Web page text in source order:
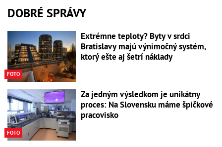
DOBRÉ SPRÁVY
FOTO
Extrémne teploty? Byty v srdci
Bratislavy majú výnimočný systém,
ktorý ešte aj šetrí náklady
FOTO
Za jedným výsledkom je unikátny
proces: Na Slovensku máme špičkové
pracovisko